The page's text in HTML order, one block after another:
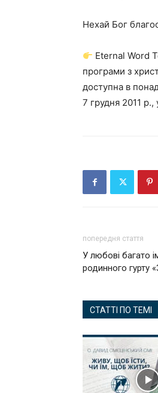
Нехай Бог
Eternal Word
програми з
доступна в
7 грудня 2011 р.,
попередня стаття
У любові багато
родинного гурту
СТАТТІ ПО ТЕМІ